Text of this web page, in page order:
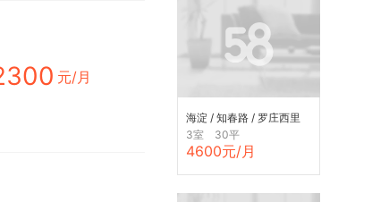
元/月
海淀 / 知春路 / 罗庄西里
3室 30平
4600元/月